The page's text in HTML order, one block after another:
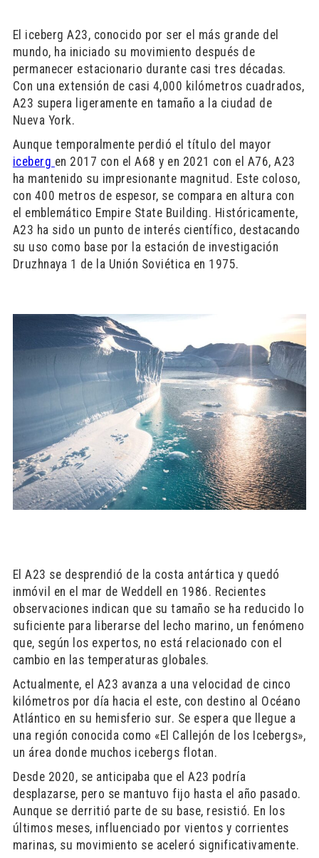
El iceberg A23, conocido por ser el más grande del
mundo, ha iniciado su movimiento después de
permanecer estacionario durante casi tres décadas.
Con una extensión de casi 4,000 kilómetros cuadrados,
A23 supera ligeramente en tamaño a la ciudad de
Nueva York.
Aunque temporalmente perdió el título del mayor
iceberg en 2017 con el A68 y en 2021 con el A76, A23
ha mantenido su impresionante magnitud. Este coloso,
con 400 metros de espesor, se compara en altura con
el emblemático Empire State Building. Históricamente,
A23 ha sido un punto de interés científico, destacando
su uso como base por la estación de investigación
Druzhnaya 1 de la Unión Soviética en 1975.
El A23 se desprendió de la costa antártica y quedó
inmóvil en el mar de Weddell en 1986. Recientes
observaciones indican que su tamaño se ha reducido lo
suficiente para liberarse del lecho marino, un fenómeno
que, según los expertos, no está relacionado con el
cambio en las temperaturas globales.
Actualmente, el A23 avanza a una velocidad de cinco
kilómetros por día hacia el este, con destino al Océano
Atlántico en su hemisferio sur. Se espera que llegue a
una región conocida como «El Callejón de los Icebergs»,
un área donde muchos icebergs flotan.
Desde 2020, se anticipaba que el A23 podría
desplazarse, pero se mantuvo fijo hasta el año pasado.
Aunque se derritió parte de su base, resistió. En los
últimos meses, influenciado por vientos y corrientes
marinas, su movimiento se aceleró significativamente.